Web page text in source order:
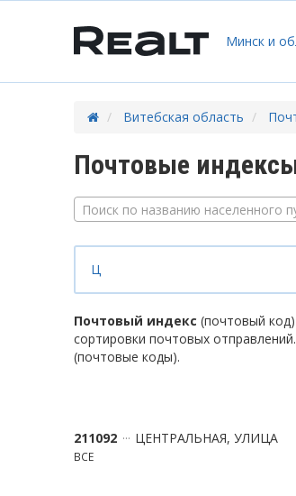
Минск и
Витебская область
Почтовые
Поиск по названию населенного
Ц
Почтовый индекс (почтовый
сортировки почтовых
(почтовые коды).
211092 ЦЕНТРАЛЬНАЯ, УЛИЦА
ВСЕ